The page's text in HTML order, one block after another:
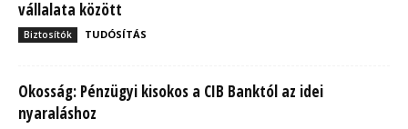
vállalata között
Biztosítók TUDÓSÍTÁS
Okosság: Pénzügyi kisokos a CIB Banktól az idei
nyaraláshoz